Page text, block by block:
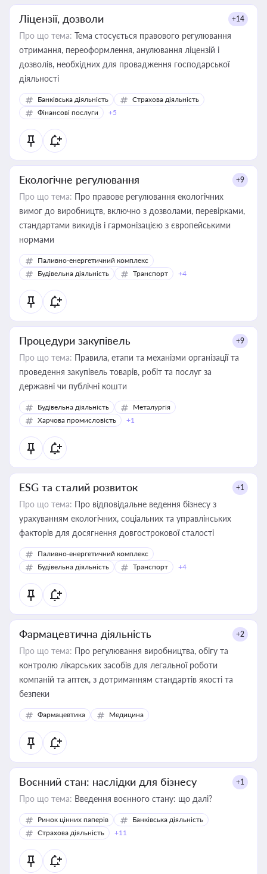
Ліцензії, дозволи +14
Про що тема: Тема стосується правового регулювання
отримання, переоформлення, анулювання ліцензій і
дозволів, необхідних для провадження господарської
діяльності
Банківська діяльність
Страхова діяльність
Фінансові послуги
+5
Екологічне регулювання +9
Про що тема: Про правове регулювання екологічних
вимог до виробництв, включно з дозволами, перевірками,
стандартами викидів і гармонізацією з європейськими
нормами
Паливно-енергетичний комплекс
Будівельна діяльність
Транспорт +4
Процедури закупівель +9
Про що тема: Правила, етапи та механізми організації та
проведення закупівель товарів, робіт та послуг за
державні чи публічні кошти
Будівельна діяльність
Металургія
Харчова промисловість
+1
ESG та сталий розвиток +1
Про що тема: Про відповідальне ведення бізнесу з
урахуванням екологічних, соціальних та управлінських
факторів для досягнення довгострокової сталості
Паливно-енергетичний комплекс
Будівельна діяльність
Транспорт +4
Фармацевтична діяльність +2
Про що тема: Про регулювання виробництва, обігу та
контролю лікарських засобів для легальної роботи
компаній та аптек, з дотриманням стандартів якості та
безпеки
Фармацевтика Медицина
Воєнний стан: наслідки для бізнесу +1
Про що тема: Введення воєнного стану: що далі?
Ринок цінних паперів
Банківська діяльність
Страхова діяльність
+11